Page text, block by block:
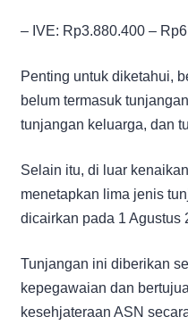
– IVE: Rp3.880.400 –
Penting untuk diketahui,
belum termasuk
tunjangan keluarga, dan
Selain itu, di luar
menetapkan lima jenis
dicairkan pada 1 Agustus
Tunjangan ini diberikan
kepegawaian dan
kesehjateraan ASN